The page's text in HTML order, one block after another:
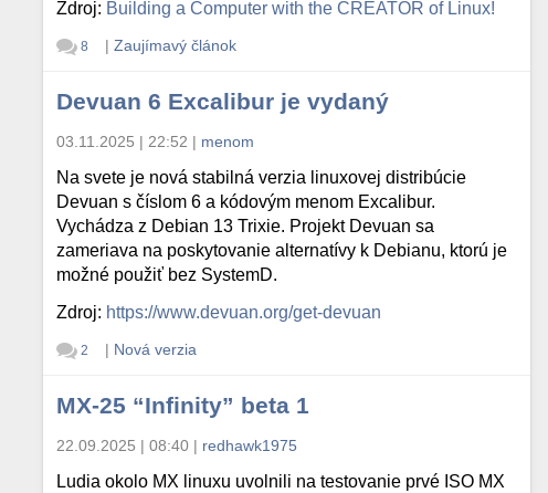
Zdroj: Building a Computer with the CREATOR of Linux!
8 | Zaujímavý článok
Devuan 6 Excalibur je vydaný
03.11.2025 | 22:52 | menom
Na svete je nová stabilná verzia linuxovej distribúcie
Devuan s číslom 6 a kódovým menom Excalibur.
Vychádza z Debian 13 Trixie. Projekt Devuan sa
zameriava na poskytovanie alternatívy k Debianu, ktorú je
možné použiť bez SystemD.
Zdroj: https://www.devuan.org/get-devuan
2 | Nová verzia
MX-25 “Infinity” beta 1
22.09.2025 | 08:40 | redhawk1975
Ludia okolo MX linuxu uvolnili na testovanie prvé ISO MX